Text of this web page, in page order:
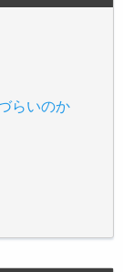
らいのか